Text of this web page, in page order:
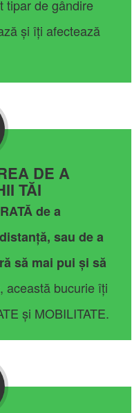
tipar de gândire
și îți afectează
DE A
TĂI
de a
sau de a
să mai pui și să
această bucurie îți
și MOBILITATE.